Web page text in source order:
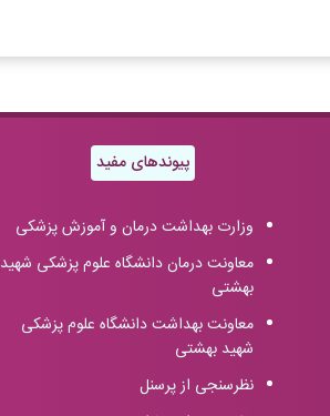
پیوندهای مفید
وزارت بهداشت درمان و آموزش پزشکی
معاونت درمان دانشگاه علوم پزشکی شهید
بهشتی
معاونت بهداشت دانشگاه علوم پزشکی
شهید بهشتی
نظرسنجی از پرسنل